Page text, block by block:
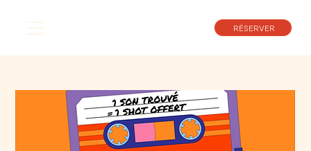
RÉSERVER